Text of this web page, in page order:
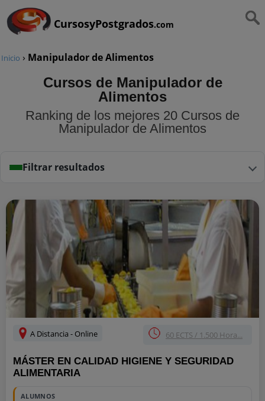
CursosyPostgrados.com
Inicio › Manipulador de Alimentos
Cursos de Manipulador de
Alimentos
Ranking de los mejores 20 Cursos de
Manipulador de Alimentos
Filtrar resultados
A Distancia - Online 60 ECTS / 1.500 Hora...
MÁSTER EN CALIDAD HIGIENE Y SEGURIDAD
ALIMENTARIA
ALUMNOS